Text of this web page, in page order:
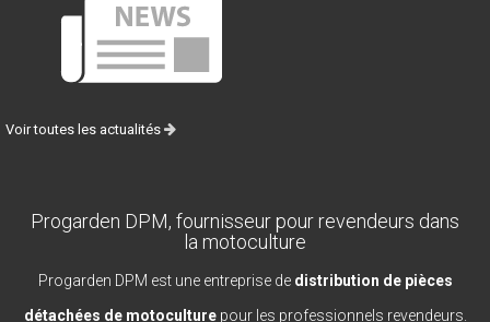
Voir toutes les actualités
Progarden DPM, fournisseur pour revendeurs dans
la motoculture
Progarden DPM est une entreprise de distribution de pièces
détachées de motoculturepour les professionnels revendeurs.